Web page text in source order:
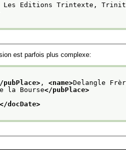
Les Editions Trintexte, Trinity
est parfois plus complexe:
pubPlace> , <name>Delangle
la Bourse</pubPlace>
</docDate>